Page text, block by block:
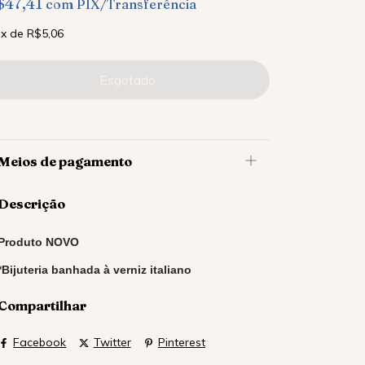
com PIX/Transferência
x de R$5,06
de pagamento
NOVO
banhada à verniz italiano
Facebook Twitter Pinterest